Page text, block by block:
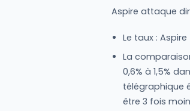
Aspire attaque
Le taux :
La
0,6% à 1,5%
télégraphique
être 3 fois